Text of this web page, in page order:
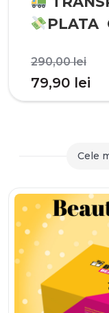
PLATA
290,00lei
a
79,90 lei
Cele